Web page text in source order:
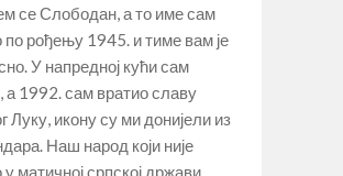
се Слободан, а то име сам
по рођењу 1945. и тиме вам је
У напредној кући сам
а 1992. сам вратио славу
Луку, икону су ми донијели из
Наш народ који није
матичној српској држави